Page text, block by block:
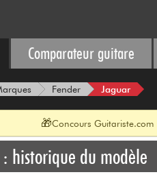
Comparateur guitare
Fender Jaguar
🎁Concours Guitariste.com
historique du modèle